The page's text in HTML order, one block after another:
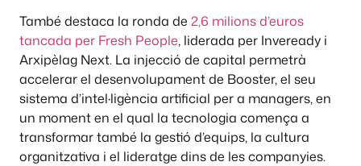
També destaca la ronda de 2,6 milions d’euros
tancada per Fresh People, liderada per Inveready i
Arxipèlag Next. La injecció de capital permetrà
accelerar el desenvolupament de Booster, el seu
sistema d’intel·ligència artificial per a managers, en
un moment en el qual la tecnologia comença a
transformar també la gestió d’equips, la cultura
organitzativa i el lideratge dins de les companyies.